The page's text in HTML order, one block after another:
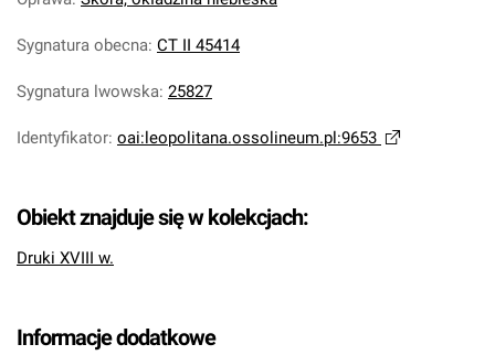
Sygnatura obecna: CT II 45414
Sygnatura lwowska: 25827
Identyfikator: oai:leopolitana.ossolineum.pl:9653
Obiekt znajduje się w kolekcjach:
Druki XVIII w.
Informacje dodatkowe